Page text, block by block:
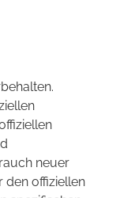
neuer
den offiziellen